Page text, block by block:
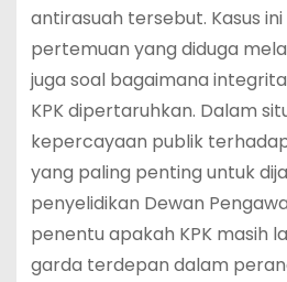
antirasuah tersebut. Kasus
pertemuan yang diduga
juga soal bagaimana
KPK dipertaruhkan. Dalam
kepercayaan publik
yang paling penting untuk
penyelidikan Dewan
penentu apakah KPK masih
garda terdepan dalam